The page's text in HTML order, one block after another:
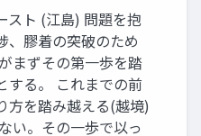
スト (江島) 問題を抱
、膠着の突破のため
まずその第⼀歩を踏
する。 これまでの前
⽅を踏み越える(越境)
い。その⼀歩で以っ